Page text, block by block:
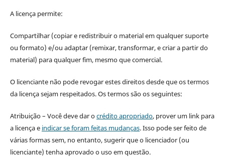
A licença permite:
Compartilhar (copiar e redistribuir o material em qualquer suporte
ou formato) e/ou adaptar (remixar, transformar, e criar a partir do
material) para qualquer fim, mesmo que comercial.
O licenciante não pode revogar estes direitos desde que os termos
da licença sejam respeitados. Os termos são os seguintes:
Atribuição – Você deve dar ocrédito apropriado, prover um link para
a licença e indicar se foram feitas mudanças. Isso pode ser feito de
várias formas sem, no entanto, sugerir que o licenciador (ou
licenciante) tenha aprovado o uso em questão.